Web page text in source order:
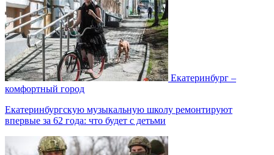
Екатеринбург –
комфортный город
Екатеринбургскую музыкальную школу ремонтируют
впервые за 62 года: что будет с детьми